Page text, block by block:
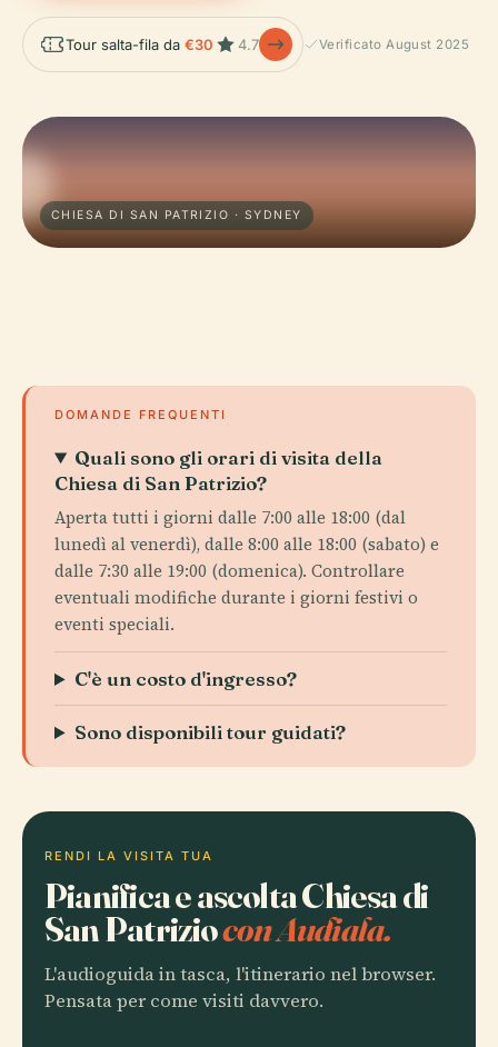
Tour salta-fila da €30 4.7 Verificato August 2025
CHIESA DI SAN PATRIZIO · SYDNEY
DOMANDE FREQUENTI
Quali sono gli orari di visita della
Chiesa di San Patrizio?
Aperta tutti i giorni dalle 7:00 alle 18:00 (dal
lunedì al venerdì), dalle 8:00 alle 18:00 (sabato) e
dalle 7:30 alle 19:00 (domenica). Controllare
eventuali modifiche durante i giorni festivi o
eventi speciali.
C'è un costo d'ingresso?
Sono disponibili tour guidati?
RENDI LA VISITA TUA
Pianifica e ascolta Chiesa di
San Patriziocon Audiala.
L'audioguida in tasca, l'itinerario nel browser.
Pensata per come visiti davvero.